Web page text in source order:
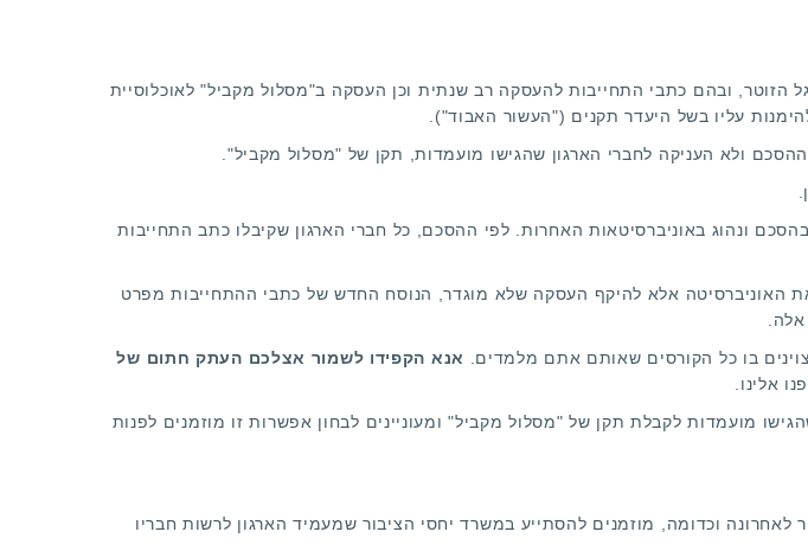
לסגל הזוטר, ובהם כתבי התחייבות להעסקה רב שנתית וכן העסקה ב"מסלול מקביל" לאוכלוסיית
עליו בשל היעדר תקנים ("העשור האבוד").
ולא העניקה לחברי הארגון שהגישו מועמדות, תקן של "מסלול מקביל".
ונהוג באוניברסיטאות האחרות. לפי ההסכם, כל חברי הארגון שקיבלו כתב התחייבות
את האוניברסיטה אלא להיקף העסקה שלא מוגדר, הנוסח החדש של כתבי ההתחייבות מפרט
אלה.
בו כל הקורסים שאותם אתם מלמדים. אנא הקפידו לשמור אצלכם העתק חתום של
אלינו.
מועמדות לקבלת תקן של "מסלול מקביל" ומעוניינים לבחון אפשרות זו מוזמנים לפנות
וכדומה, מוזמנים להסתייע במשרד יחסי הציבור שמעמיד הארגון לרשות חבריו